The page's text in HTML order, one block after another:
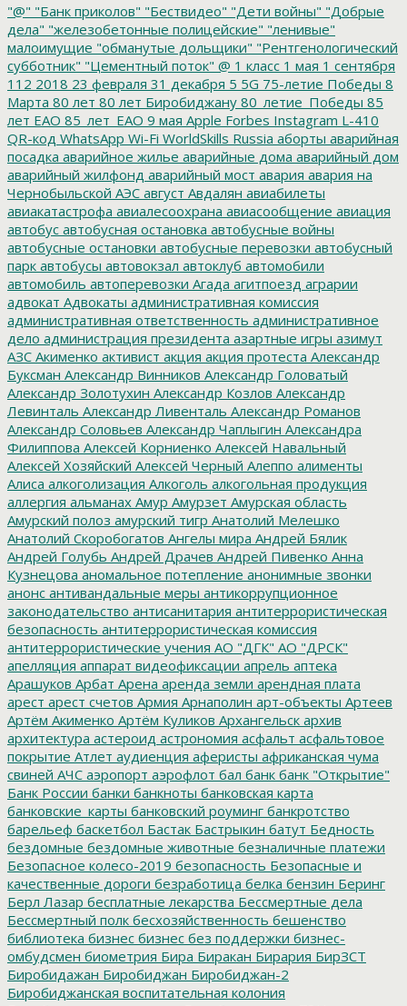
"@" "Банк приколов" "Бествидео" "Дети войны" "Добрые
дела" "железобетонные полицейские" "ленивые"
малоимущие "обманутые дольщики" "Рентгенологический
субботник" "Цементный поток" @ 1 класс 1 мая 1 сентября
112 2018 23 февраля 31 декабря 5 5G 75-летие Победы 8
Марта 80 лет 80 лет Биробиджану 80_летие_Победы 85
лет ЕАО 85_лет_ЕАО 9 мая Apple Forbes Instagram L-410
QR-код WhatsApp Wi-Fi WorldSkills Russia аборты аварийная
посадка аварийное жилье аварийные дома аварийный дом
аварийный жилфонд аварийный мост авария авария на
Чернобыльской АЭС август Авдалян авиабилеты
авиакатастрофа авиалесоохрана авиасообщение авиация
автобус автобусная остановка автобусные войны
автобусные остановки автобусные перевозки автобусный
парк автобусы автовокзал автоклуб автомобили
автомобиль автоперевозки Агада агитпоезд аграрии
адвокат Адвокаты административная комиссия
административная ответственность административное
дело администрация президента азартные игры азимут
АЗС Акименко активист акция акция протеста Александр
Буксман Александр Винников Александр Головатый
Александр Золотухин Александр Козлов Александр
Левинталь Александр Ливенталь Александр Романов
Александр Соловьев Александр Чаплыгин Александра
Филиппова Алексей Корниенко Алексей Навальный
Алексей Хозяйский Алексей Черный Алеппо алименты
Алиса алкоголизация Алкоголь алкогольная продукция
аллергия альманах Амур Амурзет Амурская область
Амурский полоз амурский тигр Анатолий Мелешко
Анатолий Скоробогатов Ангелы мира Андрей Бялик
Андрей Голубь Андрей Драчев Андрей Пивенко Анна
Кузнецова аномальное потепление анонимные звонки
анонс антивандальные меры антикоррупционное
законодательство антисанитария антитеррористическая
безопасность антитеррористическая комиссия
антитеррористические учения АО "ДГК" АО "ДРСК"
апелляция аппарат видеофиксации апрель аптека
Арашуков Арбат Арена аренда земли арендная плата
арест арест счетов Армия Арнаполин арт-объекты Артеев
Артём Акименко Артём Куликов Архангельск архив
архитектура астероид астрономия асфальт асфальтовое
покрытие Атлет аудиенция аферисты африканская чума
свиней АЧС аэропорт аэрофлот бал банк банк "Открытие"
Банк России банки банкноты банковская карта
банковские_карты банковский роуминг банкротство
барельеф баскетбол Бастак Бастрыкин батут Бедность
бездомные бездомные животные безналичные платежи
Безопасное колесо-2019 безопасность Безопасные и
качественные дороги безработица белка бензин Беринг
Берл Лазар бесплатные лекарства Бессмертные дела
Бессмертный полк бесхозяйственность бешенство
библиотека бизнес бизнес без поддержки бизнес-
омбудсмен биометрия Бира Биракан Бирария БирЗСТ
Биробидажан Биробиджан Биробиджан-2
Биробиджанская воспитательная колония